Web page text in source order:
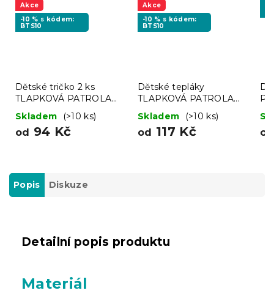
Akce
-10 % s kódem:
BTS10
Dětské tričko 2 ks
TLAPKOVÁ PATROLA
modré/šedé - různé
velikosti
Skladem (>10 ks)
od 94 Kč
Akce
-10 % s kódem:
BTS10
Dětské tepláky
TLAPKOVÁ PATROLA
světle šedé - různé
velikosti
Skladem (>10 ks)
od 117 Kč od
Popis Diskuze
Detailní popis produktu
Materiál